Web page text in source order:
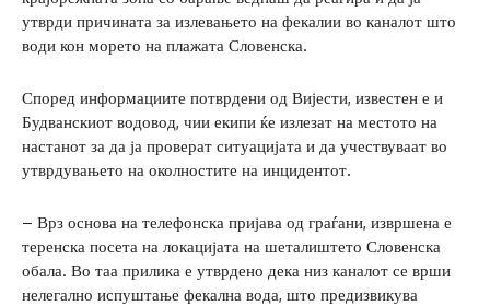
утврди причината за излевањето на фекалии во каналот што
води кон морето на плажата Словенска.
Според информациите потврдени од Вијести, известен е и
Будванскиот водовод, чии екипи ќе излезат на местото на
настанот за да ја проверат ситуацијата и да учествуваат во
утврдувањето на околностите на инцидентот.
– Врз основа на телефонска пријава од граѓани, извршена е
теренска посета на локацијата на шеталиштето Словенска
обала. Во таа прилика е утврдено дека низ каналот се врши
нелегално испуштање фекална вода, што предизвикува